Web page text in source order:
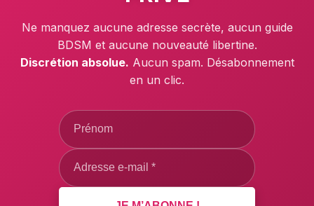
Ne manquez aucune adresse secrète, aucun guide
BDSM et aucune nouveauté libertine.
Discrétion absolue. Aucun spam. Désabonnement
en un clic.